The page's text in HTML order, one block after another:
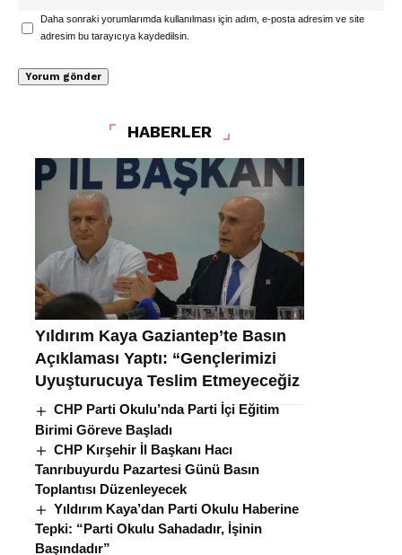
Daha sonraki yorumlarımda kullanılması için adım, e-posta adresim ve site
adresim bu tarayıcıya kaydedilsin.
HABERLER
Yıldırım Kaya Gaziantep’te Basın
Açıklaması Yaptı: “Gençlerimizi
Uyuşturucuya Teslim Etmeyeceğiz
CHP Parti Okulu’nda Parti İçi Eğitim
Birimi Göreve Başladı
CHP Kırşehir İl Başkanı Hacı
Tanrıbuyurdu Pazartesi Günü Basın
Toplantısı Düzenleyecek
Yıldırım Kaya’dan Parti Okulu Haberine
Tepki: “Parti Okulu Sahadadır, İşinin
Başındadır”